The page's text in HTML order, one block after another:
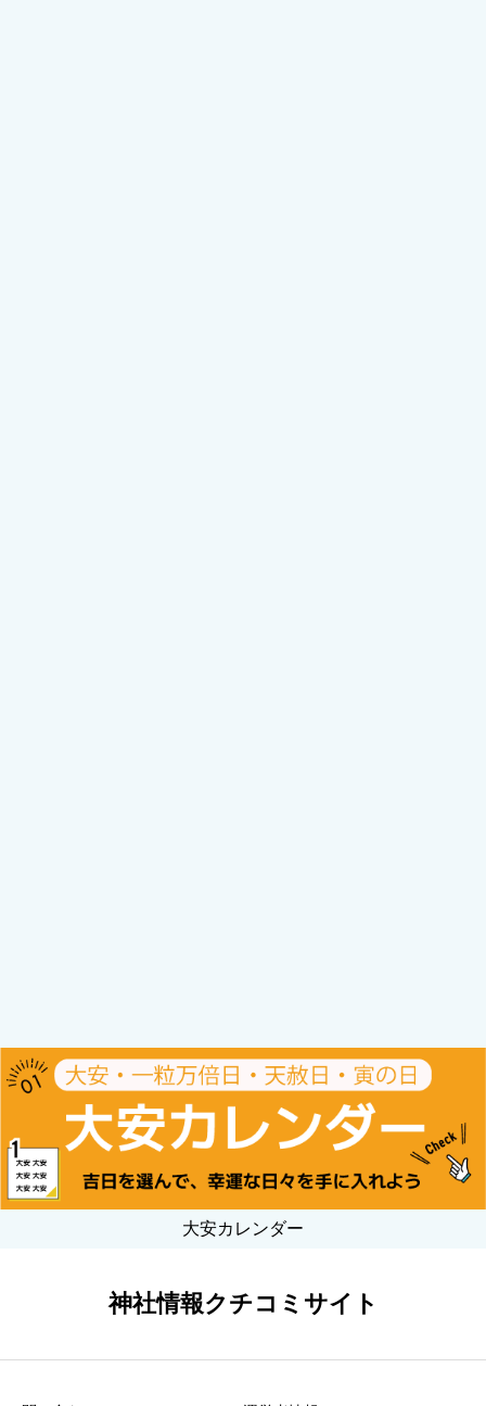
大安カレンダー
神社情報クチコミサイト